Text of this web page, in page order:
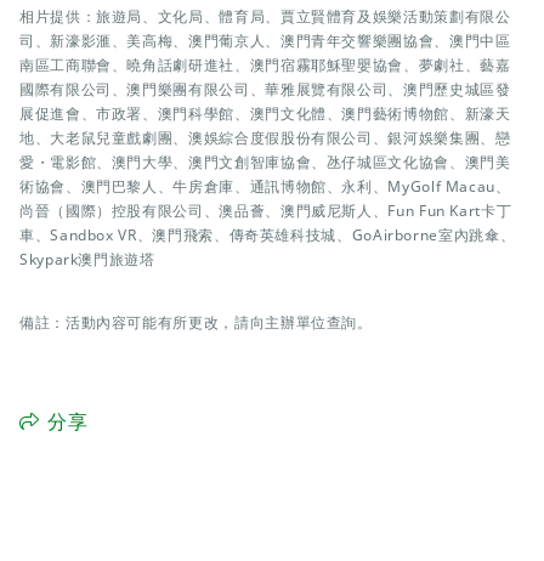
相片提供：旅遊局、文化局、體育局、賈立賢體育及娛樂活動策劃有限公
司、新濠影滙、美高梅、澳門葡京人、澳門青年交響樂團協會、澳門中區
南區工商聯會、曉角話劇研進社、澳門宿霧耶穌聖嬰協會、夢劇社、藝嘉
國際有限公司、澳門樂團有限公司、華雅展覽有限公司、澳門歷史城區發
展促進會、市政署、澳門科學館、澳門文化體、澳門藝術博物館、新濠天
地、大老鼠兒童戲劇團、澳娛綜合度假股份有限公司、銀河娛樂集團、戀
愛・電影館、澳門大學、澳門文創智庫協會、氹仔城區文化協會、澳門美
術協會、澳門巴黎人、牛房倉庫、通訊博物館、永利、MyGolf Macau、
尚晉（國際）控股有限公司、澳品薈、澳門威尼斯人、Fun Fun Kart卡丁
車、Sandbox VR、澳門飛索、傳奇英雄科技城、GoAirborne室內跳傘、
Skypark澳門旅遊塔
備註：活動內容可能有所更改，請向主辦單位查詢。
分享